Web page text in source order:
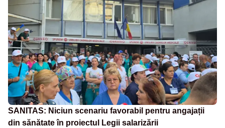
SANITAS: Niciun scenariu favorabil pentru angajații
din sănătate în proiectul Legii salarizării